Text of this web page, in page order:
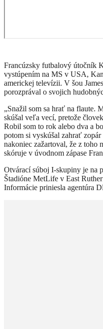
Francúzsky futbalový útočník
vystúpením na MS v USA,
americkej televízii. V šou
porozprával o svojich
„Snažil som sa hrať na flaute.
skúšal veľa vecí, pretože
Robil som to rok alebo dva a
potom si vyskúšal zahrať
nakoniec zažartoval, že z toho
skóruje v úvodnom zápase
Otvárací súboj I-skupiny je na
Štadióne MetLife v East
Informácie priniesla agentúra